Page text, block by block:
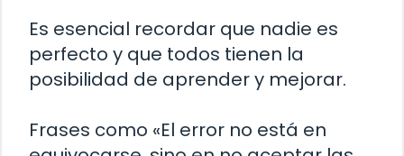
Es esencial recordar que nadie es
perfecto y que todos tienen la
posibilidad de aprender y mejorar.
Frases como «El error no está en